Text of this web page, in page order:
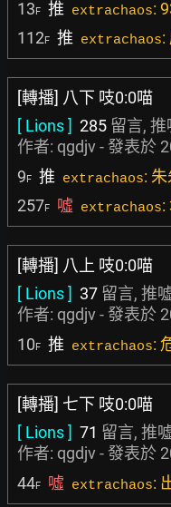
13F 推 extrachaos:
112F 推 extrachaos:
[轉播] 八下 吱0:0喵
[ Lions ] 285 留言,
作者: qgdjv- 發表於
9F 推 extrachaos:
257F 噓 extrachaos:
[轉播] 八上 吱0:0喵
[ Lions ] 37 留言, 推
作者: qgdjv- 發表於
10F 推 extrachaos:
[轉播] 七下 吱0:0喵
[ Lions ] 71 留言, 推
作者: qgdjv- 發表於
44F 噓 extrachaos: